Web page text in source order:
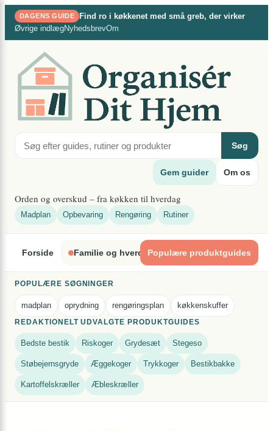
Spring
indhold
DAGENS GUIDE
Find ro i køkkenet med små greb, der virker
Øvrige indlægNyhedsbrevOm
Søg
Gem guider Om os
Orden og overskud – fra køkken til hverdag
Madplan Opbevaring Rengøring Rutiner
Forside Familie og hverdagsliv Indretning og
Populære produktguides
POPULÆRE SØGNINGER
madplan oprydning rengøringsplan køkkenskuffer
REDAKTIONELT UDVALGTE PRODUKTGUIDES
Bedste bestik Riskoger Grydesæt Stegeso
Støbejernsgryde Æggekoger Trykkoger Bestikbakke
Kartoffelskræller Æbleskræller